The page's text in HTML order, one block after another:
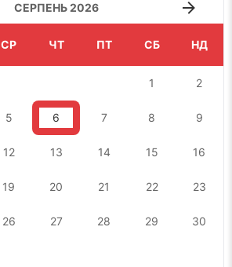
СЕРПЕНЬ 2026
СР ЧТ ПТ СБ НД
1 2
5 6 7 8 9
12 13 14 15 16
19 20 21 22 23
26 27 28 29 30